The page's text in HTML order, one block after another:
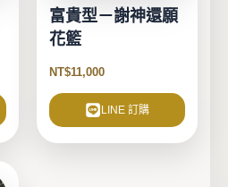
富貴型－謝神還願
花籃
NT$11,000
LINE 訂購